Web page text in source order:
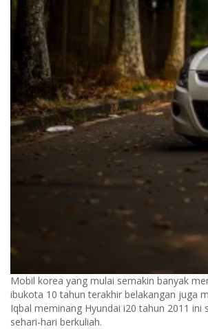
Mobil korea yang mulai semakin banyak
ibukota 10 tahun terakhir belakangan juga
Iqbal meminang Hyundai i20 tahun 2011 ini
sehari-hari berkuliah.